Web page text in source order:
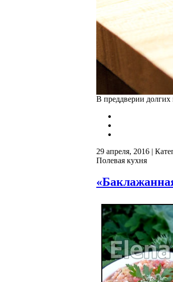
В преддверии долгих
29 апреля, 2016 |
Полевая кухня